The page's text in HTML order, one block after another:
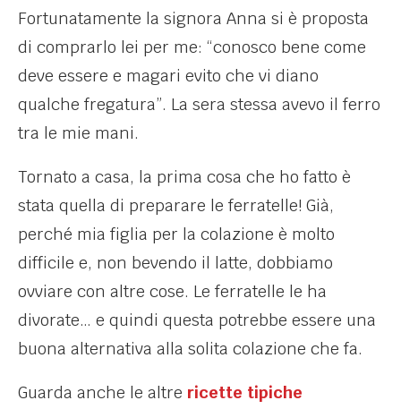
Fortunatamente la signora Anna si è proposta
di comprarlo lei per me: “conosco bene come
deve essere e magari evito che vi diano
qualche fregatura”. La sera stessa avevo il ferro
tra le mie mani.
Tornato a casa, la prima cosa che ho fatto è
stata quella di preparare le ferratelle! Già,
perché mia figlia per la colazione è molto
difficile e, non bevendo il latte, dobbiamo
ovviare con altre cose. Le ferratelle le ha
divorate… e quindi questa potrebbe essere una
buona alternativa alla solita colazione che fa.
Guarda anche le altre ricette tipiche